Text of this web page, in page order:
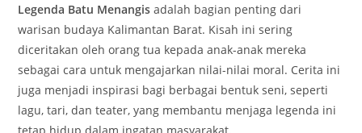
Legenda Batu Menangis adalah bagian penting dari
warisan budaya Kalimantan Barat. Kisah ini sering
diceritakan oleh orang tua kepada anak-anak mereka
sebagai cara untuk mengajarkan nilai-nilai moral. Cerita ini
juga menjadi inspirasi bagi berbagai bentuk seni, seperti
lagu, tari, dan teater, yang membantu menjaga legenda ini